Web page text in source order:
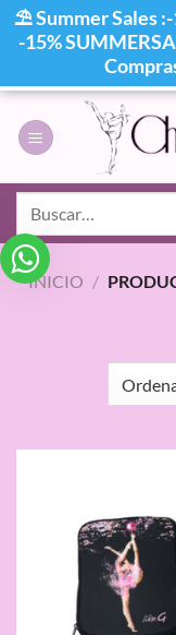
contenido
INICIO /
⛱ Summer Sales
-15%